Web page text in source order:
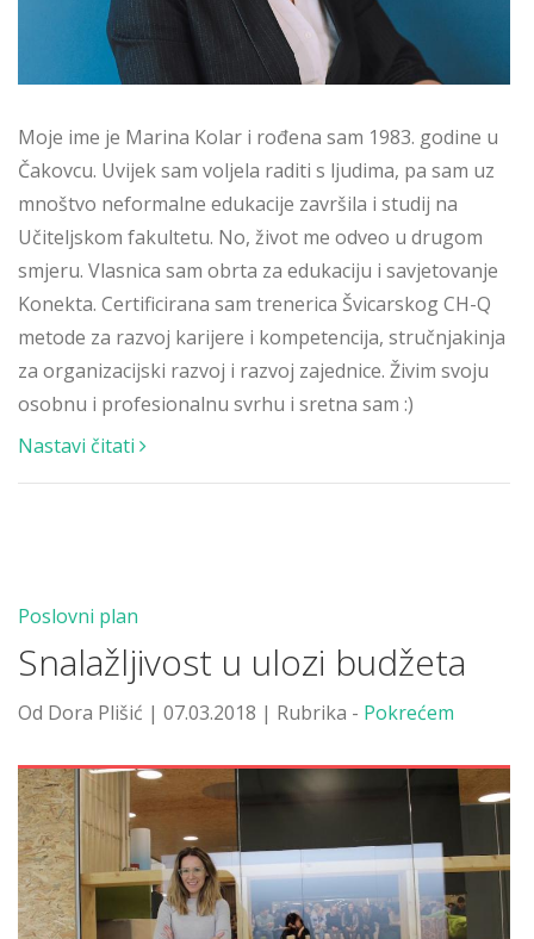
Moje ime je Marina Kolar i rođena sam 1983. godine u
Čakovcu. Uvijek sam voljela raditi s ljudima, pa sam uz
mnoštvo neformalne edukacije završila i studij na
Učiteljskom fakultetu. No, život me odveo u drugom
smjeru. Vlasnica sam obrta za edukaciju i savjetovanje
Konekta. Certificirana sam trenerica Švicarskog CH-Q
metode za razvoj karijere i kompetencija, stručnjakinja
za organizacijski razvoj i razvoj zajednice. Živim svoju
osobnu i profesionalnu svrhu i sretna sam :)
Nastavi čitati
Poslovni plan
Snalažljivost u ulozi budžeta
Od Dora Plišić | 07.03.2018 | Rubrika - Pokrećem